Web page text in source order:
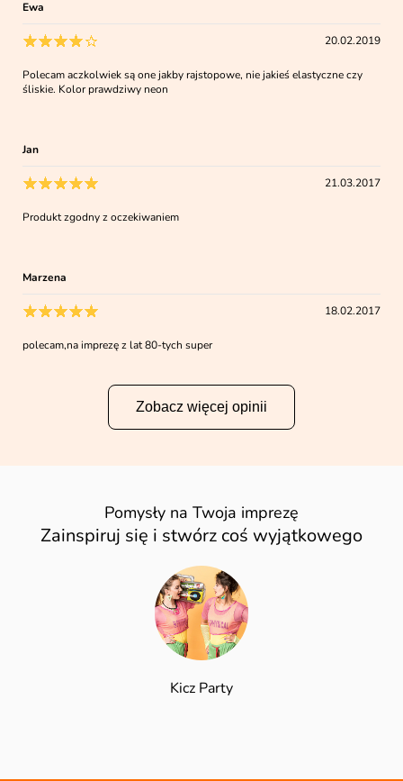
Ewa
20.02.2019
Polecam aczkolwiek są one jakby rajstopowe, nie jakieś elastyczne czy
śliskie. Kolor prawdziwy neon
Jan
21.03.2017
Produkt zgodny z oczekiwaniem
Marzena
18.02.2017
polecam,na imprezę z lat 80-tych super
Zobacz więcej opinii
Pomysły na Twoja imprezę
Zainspiruj się i stwórz coś wyjątkowego
Kicz Party